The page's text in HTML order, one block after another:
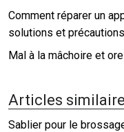
Comment réparer un
solutions et précautions
Mal à la mâchoire et
Articles
Sablier pour le